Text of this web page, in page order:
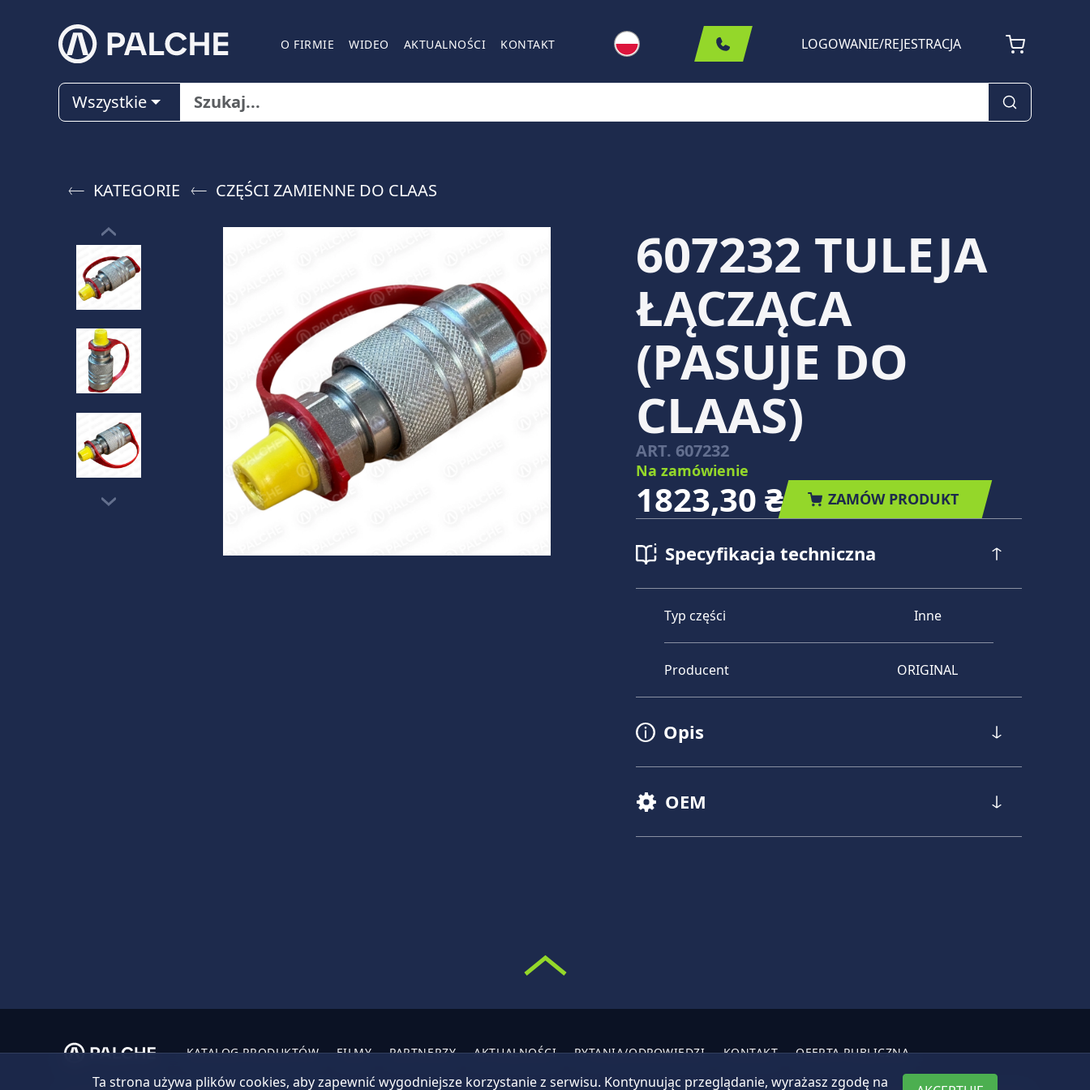
O FIRMIE WIDEO AKTUALNOŚCI KONTAKT LOGOWANIE/REJESTRACJA
Wszystkie
KATEGORIE CZĘŚCI ZAMIENNE DO CLAAS
607232 TULEJA
ŁĄCZĄCA
(PASUJE DO
CLAAS)
ART. 607232
Na zamówienie
1823,30 ₴ ZAMÓW PRODUKT
Specyfikacja techniczna
Typ części Inne
Producent ORIGINAL
Opis
OEM
KATALOG PRODUKTÓW FILMY PARTNERZY AKTUALNOŚCI PYTANIA/ODPOWIEDZI KONTAKT OFERTA PUBLICZNA
Ta strona używa plików cookies, aby zapewnić wygodniejsze korzystanie z serwisu. Kontynuując przeglądanie, wyrażasz zgodę na